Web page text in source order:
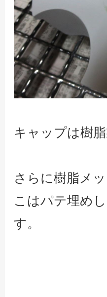
キャップは樹
さらに樹脂メ
こはパテ埋め
す。